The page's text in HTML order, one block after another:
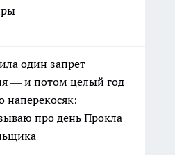
один запрет
— и потом целый год
наперекосяк:
про день Прокла